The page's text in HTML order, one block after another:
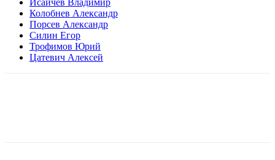
Колобнев Александр
Порсев Александр
Силин Егор
Трофимов Юрий
Цатевич Алексей